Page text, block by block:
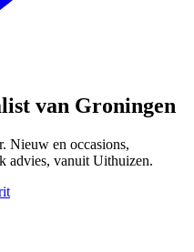
van Groningen
Nieuw en occasions,
advies, vanuit Uithuizen.